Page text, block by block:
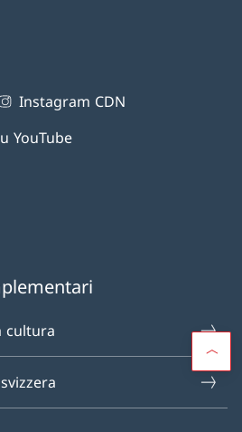
Instagram CDN
YouTube
cultura